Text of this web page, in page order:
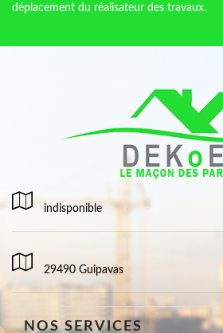
déplacement du réalisateur des travaux.
indisponible
29490 Guipavas
NOS SERVICES